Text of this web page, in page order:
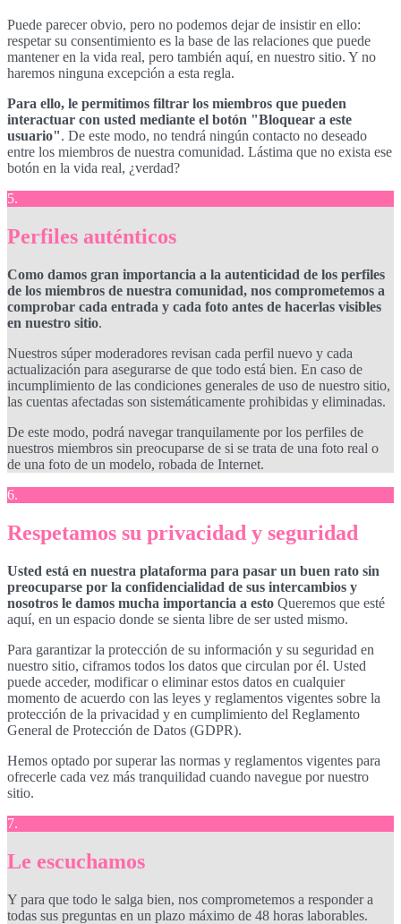
Puede parecer obvio, pero no podemos dejar de insistir en ello:
respetar su consentimiento es la base de las relaciones que puede
mantener en la vida real, pero también aquí, en nuestro sitio. Y no
haremos ninguna excepción a esta regla.
Para ello, le permitimos filtrar los miembros que pueden
interactuar con usted mediante el botón "Bloquear a este
usuario". De este modo, no tendrá ningún contacto no deseado
entre los miembros de nuestra comunidad. Lástima que no exista ese
botón en la vida real, ¿verdad?
5.
Perfiles auténticos
Como damos gran importancia a la autenticidad de los perfiles
de los miembros de nuestra comunidad, nos comprometemos a
comprobar cada entrada y cada foto antes de hacerlas visibles
en nuestro sitio.
Nuestros súper moderadores revisan cada perfil nuevo y cada
actualización para asegurarse de que todo está bien. En caso de
incumplimiento de las condiciones generales de uso de nuestro sitio,
las cuentas afectadas son sistemáticamente prohibidas y eliminadas.
De este modo, podrá navegar tranquilamente por los perfiles de
nuestros miembros sin preocuparse de si se trata de una foto real o
de una foto de un modelo, robada de Internet.
6.
Respetamos su privacidad y seguridad
Usted está en nuestra plataforma para pasar un buen rato sin
preocuparse por la confidencialidad de sus intercambios y
nosotros le damos mucha importancia a esto Queremos que esté
aquí, en un espacio donde se sienta libre de ser usted mismo.
Para garantizar la protección de su información y su seguridad en
nuestro sitio, ciframos todos los datos que circulan por él. Usted
puede acceder, modificar o eliminar estos datos en cualquier
momento de acuerdo con las leyes y reglamentos vigentes sobre la
protección de la privacidad y en cumplimiento del Reglamento
General de Protección de Datos (GDPR).
Hemos optado por superar las normas y reglamentos vigentes para
ofrecerle cada vez más tranquilidad cuando navegue por nuestro
sitio.
7.
Le escuchamos
Y para que todo le salga bien, nos comprometemos a responder a
todas sus preguntas en un plazo máximo de 48 horas laborables.